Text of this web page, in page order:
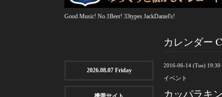
Good Music! No.1Beer! 33types JackDaniel's!
カレンダー
2016-06-14 (Tue) 19:30
イベント
カッパラキ
2026.08.07 Friday